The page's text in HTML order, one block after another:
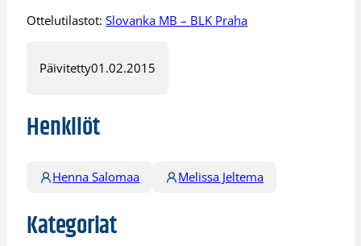
Ottelutilastot:Slovanka MB – BLK Praha
Päivitetty01.02.2015
Henkilöt
Henna Salomaa Melissa Jeltema
Kategoriat